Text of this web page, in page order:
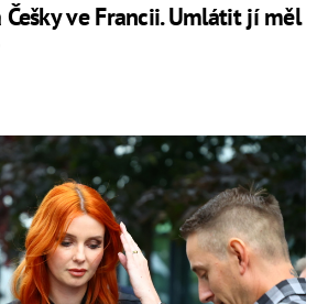
ve Francii. Umlátit jí měl